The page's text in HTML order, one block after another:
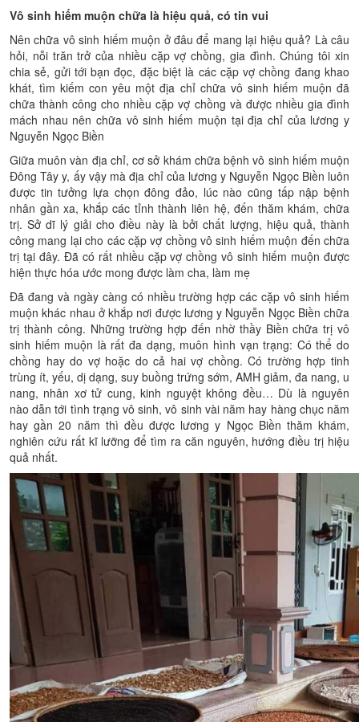
Vô sinh hiếm muộn chữa là hiệu quả, có tin vui
Nên chữa vô sinh hiếm muộn ở đâu để mang lại hiệu quả? Là câu
hỏi, nỗi trăn trở của nhiều cặp vợ chồng, gia đình. Chúng tôi xin
chia sẻ, gửi tới bạn đọc, đặc biệt là các cặp vợ chồng đang khao
khát, tìm kiếm con yêu một địa chỉ chữa vô sinh hiếm muộn đã
chữa thành công cho nhiều cặp vợ chồng và được nhiều gia đình
mách nhau nên chữa vô sinh hiếm muộn tại địa chỉ của lương y
Nguyễn Ngọc Biền
Giữa muôn vàn địa chỉ, cơ sở khám chữa bệnh vô sinh hiếm muộn
Đông Tây y, ấy vậy mà địa chỉ của lương y Nguyễn Ngọc Biền luôn
được tin tưởng lựa chọn đông đảo, lúc nào cũng tấp nập bệnh
nhân gần xa, khắp các tỉnh thành liên hệ, đến thăm khám, chữa
trị. Sở dĩ lý giải cho điều này là bởi chất lượng, hiệu quả, thành
công mang lại cho các cặp vợ chồng vô sinh hiếm muộn đến chữa
trị tại đây. Đã có rất nhiều cặp vợ chồng vô sinh hiếm muộn được
hiện thực hóa ước mong được làm cha, làm mẹ
Đã đang và ngày càng có nhiều trường hợp các cặp vô sinh hiếm
muộn khác nhau ở khắp nơi được lương y Nguyễn Ngọc Biền chữa
trị thành công. Những trường hợp đến nhờ thầy Biền chữa trị vô
sinh hiếm muộn là rất đa dạng, muôn hình vạn trạng: Có thể do
chồng hay do vợ hoặc do cả hai vợ chồng. Có trường hợp tinh
trùng ít, yếu, dị dạng, suy buồng trứng sớm, AMH giảm, đa nang, u
nang, nhân xơ tử cung, kinh nguyệt không đều… Dù là nguyên
nào dẫn tới tình trạng vô sinh, vô sinh vài năm hay hàng chục năm
hay gần 20 năm thì đều được lương y Ngọc Biền thăm khám,
nghiên cứu rất kĩ lưỡng để tìm ra căn nguyên, hướng điều trị hiệu
quả nhất.